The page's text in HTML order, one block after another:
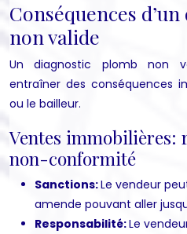
Conséquences
non valide
Un diagnostic plomb non
entraîner des conséquences
ou le bailleur.
Ventes immobilières:
non-conformité
Sanctions:Le vendeur
amende pouvant aller
Responsabilité:Le